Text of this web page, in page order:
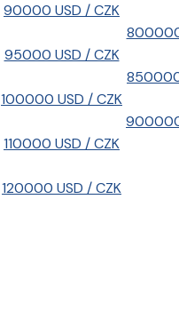
90000 USD / CZK
95000 USD / CZK
100000 USD / CZK
110000 USD / CZK
120000 USD / CZK
850000
900000